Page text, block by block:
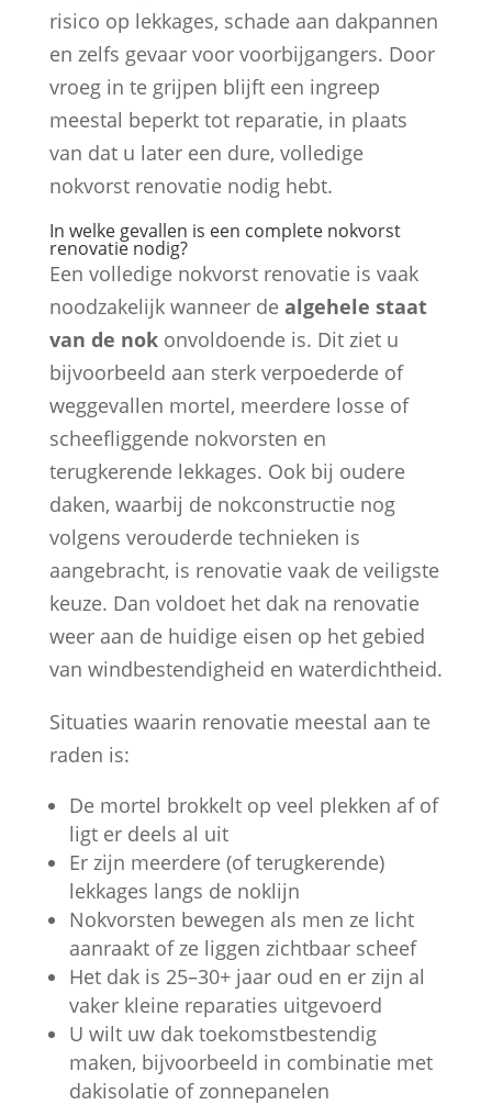
risico op lekkages, schade aan dakpannen
en zelfs gevaar voor voorbijgangers. Door
vroeg in te grijpen blijft een ingreep
meestal beperkt tot reparatie, in plaats
van dat u later een dure, volledige
nokvorst renovatie nodig hebt.
In welke gevallen is een complete nokvorst
renovatie nodig?
Een volledige nokvorst renovatie is vaak
noodzakelijk wanneer de algehele staat
van de nokonvoldoende is. Dit ziet u
bijvoorbeeld aan sterk verpoederde of
weggevallen mortel, meerdere losse of
scheefliggende nokvorsten en
terugkerende lekkages. Ook bij oudere
daken, waarbij de nokconstructie nog
volgens verouderde technieken is
aangebracht, is renovatie vaak de veiligste
keuze. Dan voldoet het dak na renovatie
weer aan de huidige eisen op het gebied
van windbestendigheid en waterdichtheid.
Situaties waarin renovatie meestal aan te
raden is:
De mortel brokkelt op veel plekken af of
ligt er deels al uit
Er zijn meerdere (of terugkerende)
lekkages langs de noklijn
Nokvorsten bewegen als men ze licht
aanraakt of ze liggen zichtbaar scheef
Het dak is 25–30+ jaar oud en er zijn al
vaker kleine reparaties uitgevoerd
U wilt uw dak toekomstbestendig
maken, bijvoorbeeld in combinatie met
dakisolatie of zonnepanelen